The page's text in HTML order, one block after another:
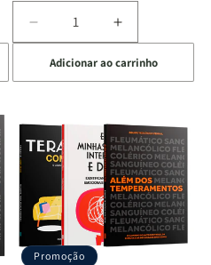
Diminuir
a
quantidade
de
Quarto
de
Guerra
Livro
+
Devocional
Aumentar
a
quantidade
de
Quarto
de
Guerra
|
Livro
+
Devocional
Adicionar ao carrinho
Promoção